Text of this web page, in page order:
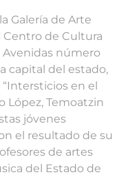
Galería de Arte
de Cultura
Avenidas número
capital del estado,
en el
López, Temoatzin
jóvenes
el resultado de su
de artes
del Estado de